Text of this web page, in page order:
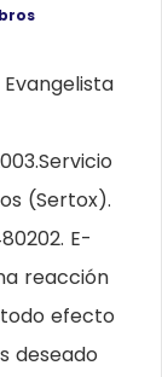
Evangelista
(Sertox).
E-
reacción
efecto
deseado